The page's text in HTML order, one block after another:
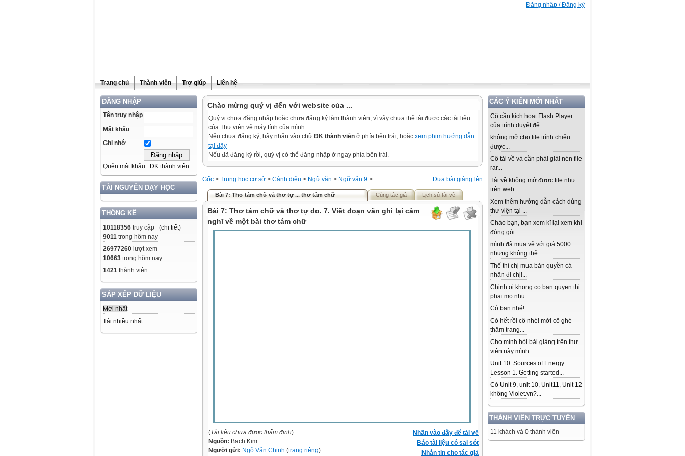
Đăng nhập / Đăng ký
Trang chủ Thành viên Trợ giúp Liên hệ
ĐĂNG NHẬP
Tên truy nhập
Mật khẩu
Ghi nhớ
Quên mật khẩu ĐK thành viên
TÀI NGUYÊN DẠY HỌC
THỐNG KÊ
10118356 truy cập (chi tiết)
9011 trong hôm nay
26977260 lượt xem
10663 trong hôm nay
1421 thành viên
SẮP XẾP DỮ LIỆU
Mới nhất
Tải nhiều nhất
CÁC Ý KIẾN MỚI NHẤT
Cô cần kích hoạt Flash Player
của trình duyệt để...
không mở cho file trình chiếu
được...
Cô tải về và cần phải giải nén file
rar...
Tải về không mở được file như
trên web...
Xem thêm hướng dẫn cách dùng
thư viện tại ...
Chào bạn, bạn xem kĩ lại xem khi
đóng gói...
mình đã mua về với giá 5000
nhưng không thể...
Thế thì chị mua bản quyền cá
nhân đi chị!...
Chinh oi khong co ban quyen thi
phai mo nhu...
Có bạn nhé!...
Có hết rồi cô nhé! mời cô ghé
thăm trang...
Cho mình hỏi bài giảng trên thư
viên này mình...
Unit 10. Sources of Energy.
Lesson 1. Getting started...
Có Unit 9, unit 10, Unit11, Unit 12
không Violet.vn?...
THÀNH VIÊN TRỰC TUYẾN
11 khách và 0 thành viên
Chào mừng quý vị đến với website của ...
Quý vị chưa đăng nhập hoặc chưa đăng ký làm thành viên, vì vậy chưa thể tải được các tài liệu
của Thư viện về máy tính của mình.
Nếu chưa đăng ký, hãy nhấn vào chữ ĐK thành viên ở phía bên trái, hoặc xem phim hướng dẫn
tại đây
Nếu đã đăng ký rồi, quý vị có thể đăng nhập ở ngay phía bên trái.
Đưa bài giảng lên
Gốc > Trung học cơ sở > Cánh diều > Ngữ văn > Ngữ văn 9 >
Bài 7: Thơ tám chữ và thơ tự ... thơ tám chữ Cùng tác giả Lịch sử tải về
Bài 7: Thơ tám chữ và thơ tự do. 7. Viết đoạn văn ghi lại cảm
nghĩ về một bài thơ tám chữ
Nhấn vào đây để tải về
Báo tài liệu có sai sót
Nhắn tin cho tác giả
(Tài liệu chưa được thẩm định)
Nguồn: Bạch Kim
Người gửi: Ngô Văn Chinh (trang riêng)